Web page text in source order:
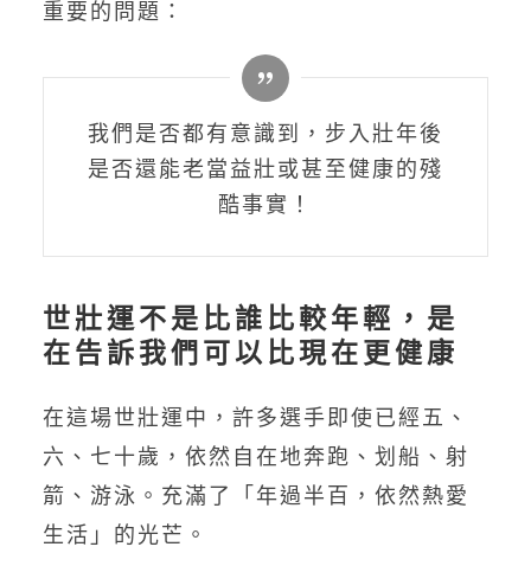
重要的問題：
我們是否都有意識到，步入壯年後
是否還能老當益壯或甚至健康的殘
酷事實！
世壯運不是比誰比較年輕，是
在告訴我們可以比現在更健康
在這場世壯運中，許多選手即使已經五、
六、七十歲，依然自在地奔跑、划船、射
箭、游泳。充滿了「年過半百，依然熱愛
生活」的光芒。